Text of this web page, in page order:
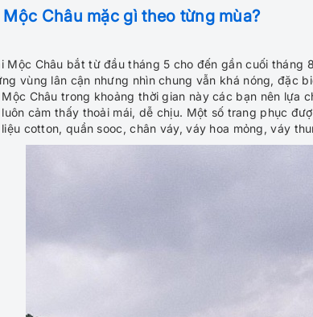
Châu mặc gì theo từng mùa?
Mộc Châu bắt từ đầu tháng 5 cho đến gần cuối tháng
vùng lân cận nhưng nhìn chung vẫn khá nóng, đặc
Mộc Châu trong khoảng thời gian này các bạn nên lựa
cảm thấy thoải mái, dễ chịu. Một số trang phục
cotton, quần sooc, chân váy, váy hoa mỏng, váy